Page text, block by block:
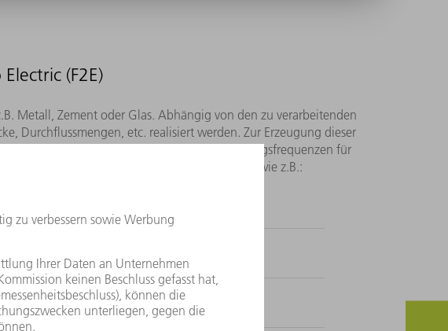
(F2E)
Metall, Zement oder Glas. Abhängig von den zu verarbeitenden
Durchflussmengen, etc. realisiert werden. Zur Erzeugung dieser
Jeder Plasmatyp benötigt spezielle Anregungsfrequenzen für
F2E-Anwendungen eingesetzt werden, wie z.B.:
Schmelzen
Erzeugung